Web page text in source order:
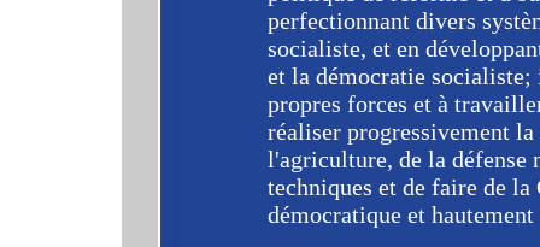
perfectionnant divers
socialiste, et en
et la démocratie
propres forces et à
réaliser progressivement
l'agriculture, de la défense
techniques et de faire de
démocratique et